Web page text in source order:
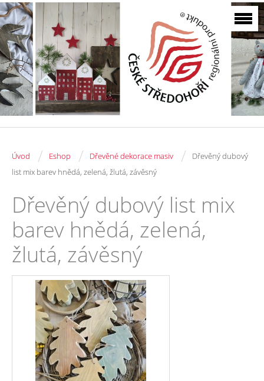
Úvod / Eshop / Dřevěné dekorace masiv /
Dřevěný dubový
list mix barev hnědá, zelená, žlutá, závěsný
Dřevěný dubový list mix
barev hnědá, zelená,
žlutá, závěsný